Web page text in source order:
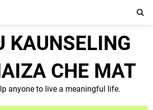
KAUNSELING
CHE MAT
anyone to live a meaningful life.